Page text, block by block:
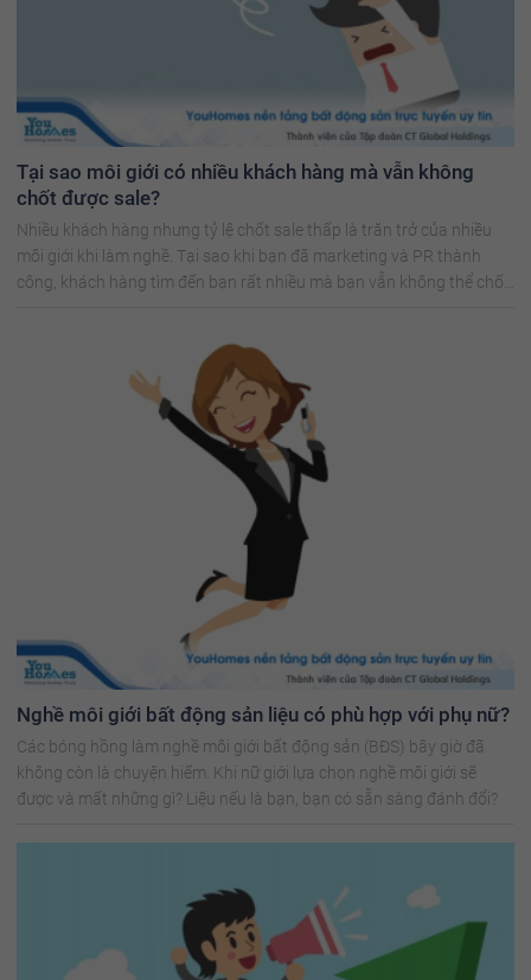
Tại sao môi giới có nhiều khách hàng mà vẫn không
chốt được sale?
Nhiều khách hàng nhưng tỷ lệ chốt sale thấp là trăn trở của nhiều
môi giới khi làm nghề. Tại sao khi bạn đã marketing và PR thành
công, khách hàng tìm đến bạn rất nhiều mà bạn vẫn không thể chốt
Nghề môi giới bất động sản liệu có phù hợp với phụ nữ?
Các bóng hồng làm nghề môi giới bất động sản (BĐS) bây giờ đã
không còn là chuyện hiếm. Khi nữ giới lựa chọn nghề môi giới sẽ
được và mất những gì? Liệu nếu là bạn, bạn có sẵn sàng đánh đổi?